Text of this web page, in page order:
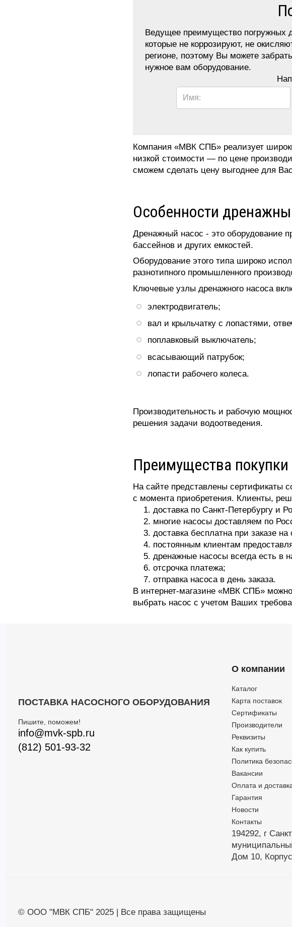
Ведущее преимущество погружных
которые не коррозируют, не
регионе, поэтому Вы можете
нужное вам оборудование.
Имя:
Компания «МВК СПБ» реализует
низкой стоимости — по цене
сможем сделать цену выгоднее для
Особенности
Дренажный насос - это оборудование
бассейнов и других емкостей.
Оборудование этого типа широко
разнотипного промышленного
Ключевые узлы дренажного насоса
электродвигатель;
вал и крыльчатку с лопастями,
поплавковый выключатель;
всасывающий патрубок;
лопасти рабочего колеса.
Производительность и рабочую
решения задачи водоотведения.
Преимущества
На сайте представлены сертификаты
с момента приобретения. Клиенты,
доставка по Санкт-Петербургу и
многие насосы доставляем по
доставка бесплатна при заказе
постоянным клиентам
дренажные насосы всегда есть в
отсрочка платежа;
отправка насоса в день заказа.
В интернет-магазине «МВК СПБ»
выбрать насос с учетом Ваших
ПОСТАВКА НАСОСНОГО ОБОРУДОВАНИЯ
Пишите, поможем!
info@mvk-spb.ru
(812) 501-93-32
О компании
Каталог
Карта поставок
Сертификаты
Производители
Реквизиты
Как купить
Политика
Вакансии
Оплата и
Гарантия
Новости
Контакты
194292, г
Дом 10,
© ООО "МВК СПБ" 2025 | Все права защищены